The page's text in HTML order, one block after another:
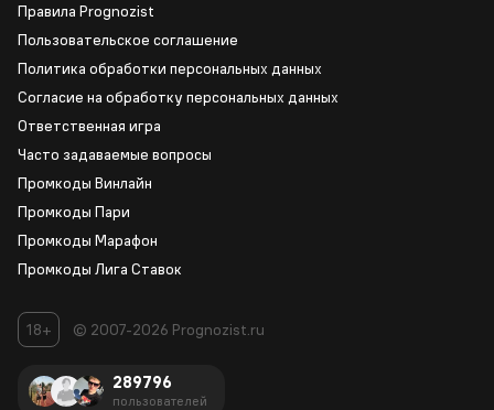
18+ © 2007-2026 Prognozist.ru
289796
пользователей
Правила Prognozist
Пользовательское соглашение
Политика обработки персональных данных
Согласие на обработку персональных данных
Ответственная игра
Часто задаваемые вопросы
Промкоды Винлайн
Промкоды Пари
Промкоды Марафон
Промкоды Лига Ставок